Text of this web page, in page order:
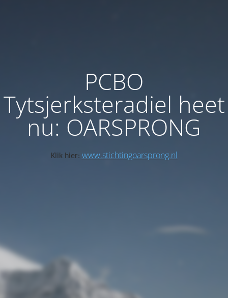
PCBO
Tytsjerksteradiel heet
nu: OARSPRONG
Klik hier: www.stichtingoarsprong.nl